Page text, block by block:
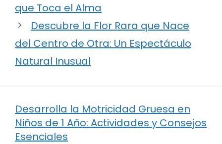
que Toca el Alma
Descubre la Flor Rara que Nace
del Centro de Otra: Un Espectáculo
Natural Inusual
Desarrolla la Motricidad Gruesa en
Niños de 1 Año: Actividades y Consejos
Esenciales